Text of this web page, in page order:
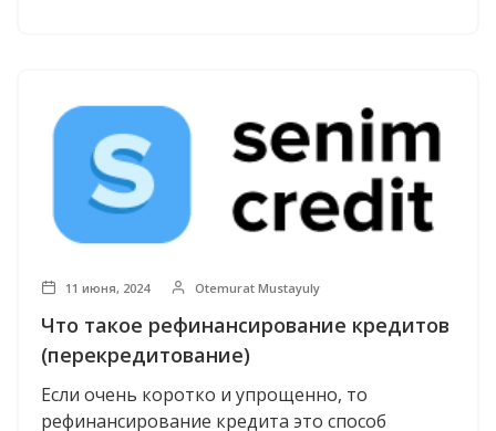
11 июня, 2024 Otemurat Mustayuly
Что такое рефинансирование кредитов
(перекредитование)
Если очень коротко и упрощенно, то
рефинансирование кредита это способ